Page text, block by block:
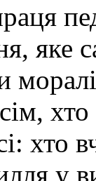
яке
хто
у